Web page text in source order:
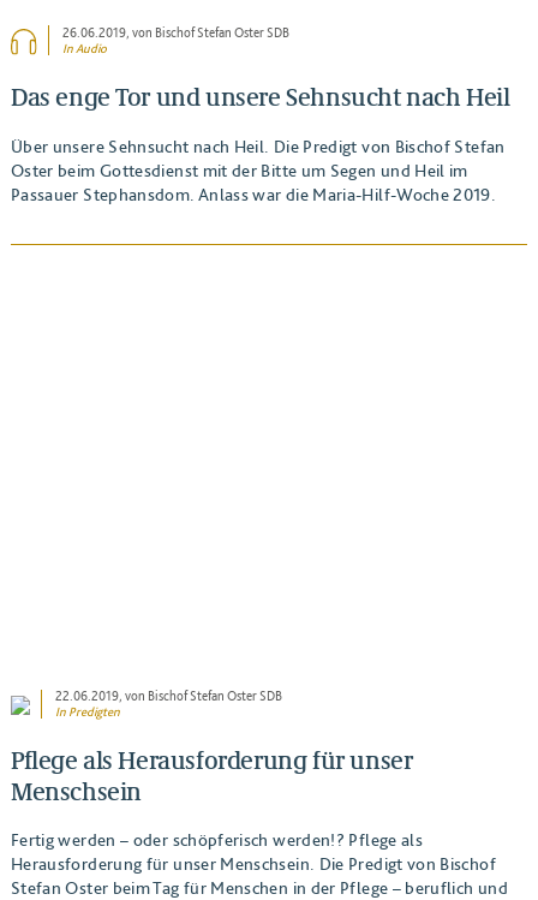
26.06.2019, von Bischof Stefan Oster SDB
In Audio
Das enge Tor und unsere Sehnsucht nach Heil
Über unsere Sehnsucht nach Heil. Die Predigt von Bischof Stefan
Oster beim Gottesdienst mit der Bitte um Segen und Heil im
Passauer Stephansdom. Anlass war die Maria-Hilf-Woche 2019.
22.06.2019, von Bischof Stefan Oster SDB
In Predigten
Pflege als Herausforderung für unser
Menschsein
Fertig werden – oder schöpferisch werden!? Pflege als
Herausforderung für unser Menschsein. Die Predigt von Bischof
Stefan Oster beim Tag für Menschen in der Pflege – beruflich und